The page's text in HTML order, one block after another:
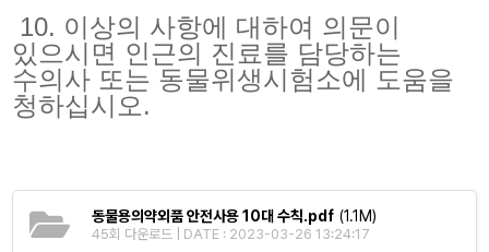
10. 이상의 사항에 대하여 의문이
있으시면 인근의 진료를 담당하는
수의사 또는 동물위생시험소에 도움을
청하십시오.
동물용의약외품 안전사용 10대 수칙.pdf (1.1M)
45회 다운로드 | DATE : 2023-03-26 13:24:17